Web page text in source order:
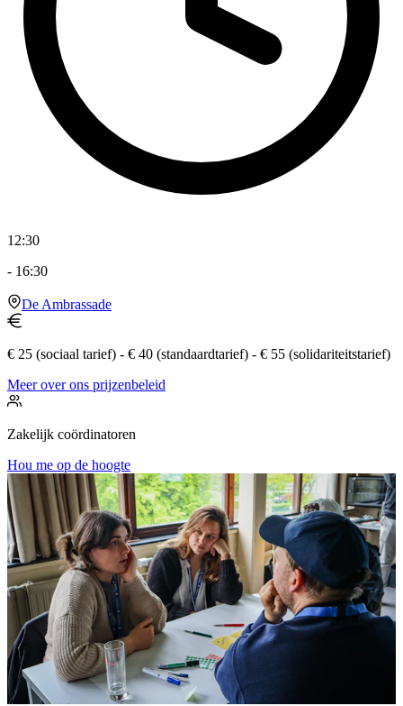
12:30
- 16:30
De Ambrassade
€ 25 (sociaal tarief) - € 40 (standaardtarief) - € 55 (solidariteitstarief)
Meer over ons prijzenbeleid
Zakelijk coördinatoren
Hou me op de hoogte